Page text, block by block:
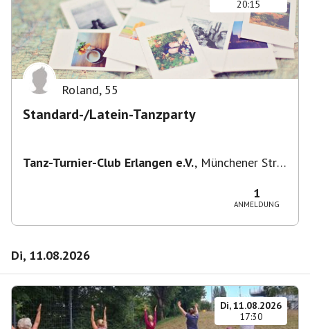
20:15
Roland, 55
Standard-/Latein-Tanzparty
Tanz-Turnier-Club Erlangen e.V., Münchener Str.
1
ANMELDUNG
Di, 11.08.2026
Di, 11.08.2026
17:30